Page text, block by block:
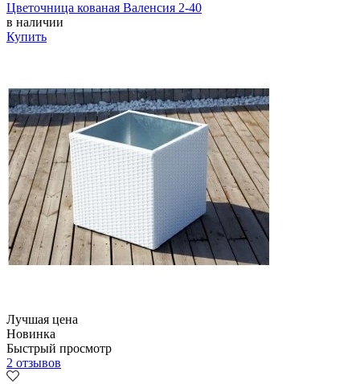
Цветочница кованая Валенсия 2-40
в наличии
Купить
Лучшая цена
Новинка
Быстрый просмотр
2 отзывов